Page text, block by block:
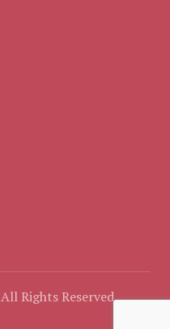
All Rights Reserved.